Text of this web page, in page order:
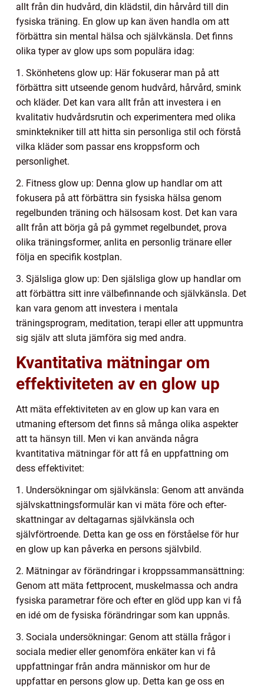
allt från din hudvård, din klädstil, din hårvård till din
fysiska träning. En glow up kan även handla om att
förbättra sin mental hälsa och självkänsla. Det finns
olika typer av glow ups som populära idag:
1. Skönhetens glow up: Här fokuserar man på att
förbättra sitt utseende genom hudvård, hårvård, smink
och kläder. Det kan vara allt från att investera i en
kvalitativ hudvårdsrutin och experimentera med olika
sminktekniker till att hitta sin personliga stil och förstå
vilka kläder som passar ens kroppsform och
personlighet.
2. Fitness glow up: Denna glow up handlar om att
fokusera på att förbättra sin fysiska hälsa genom
regelbunden träning och hälsosam kost. Det kan vara
allt från att börja gå på gymmet regelbundet, prova
olika träningsformer, anlita en personlig tränare eller
följa en specifik kostplan.
3. Själsliga glow up: Den själsliga glow up handlar om
att förbättra sitt inre välbefinnande och självkänsla. Det
kan vara genom att investera i mentala
träningsprogram, meditation, terapi eller att uppmuntra
sig själv att sluta jämföra sig med andra.
Kvantitativa mätningar om
effektiviteten av en glow up
Att mäta effektiviteten av en glow up kan vara en
utmaning eftersom det finns så många olika aspekter
att ta hänsyn till. Men vi kan använda några
kvantitativa mätningar för att få en uppfattning om
dess effektivitet:
1. Undersökningar om självkänsla: Genom att använda
självskattningsformulär kan vi mäta före och efter-
skattningar av deltagarnas självkänsla och
självförtroende. Detta kan ge oss en förståelse för hur
en glow up kan påverka en persons självbild.
2. Mätningar av förändringar i kroppssammansättning:
Genom att mäta fettprocent, muskelmassa och andra
fysiska parametrar före och efter en glöd upp kan vi få
en idé om de fysiska förändringar som kan uppnås.
3. Sociala undersökningar: Genom att ställa frågor i
sociala medier eller genomföra enkäter kan vi få
uppfattningar från andra människor om hur de
uppfattar en persons glow up. Detta kan ge oss en